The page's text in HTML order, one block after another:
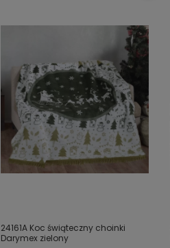
24161A Koc świąteczny choinki
Darymex zielony